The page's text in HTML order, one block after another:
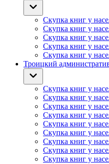
Скупка книг у
Скупка книг у
Скупка книг у
Скупка книг у
Скупка книг у
Троицкий
Скупка книг у
Скупка книг у
Скупка книг у
Скупка книг у
Скупка книг у
Скупка книг у
Скупка книг у
Скупка книг у
Скупка книг у